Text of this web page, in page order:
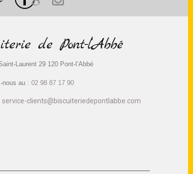
de Pont-l’Abbé
Laurent 29 120 Pont-l’Abbé
nous au : 02 98 87 17 90
service-clients@biscuiteriedepontlabbe.com